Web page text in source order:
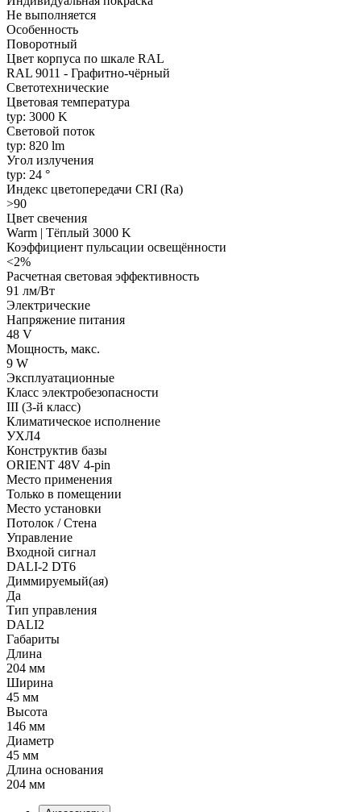
Не выполняется
Особенность
Поворотный
Цвет корпуса по шкале RAL
RAL 9011 - Графитно-чёрный
Светотехнические
Цветовая температура
typ: 3000 K
Световой поток
typ: 820 lm
Угол излучения
typ: 24 °
Индекс цветопередачи CRI (Ra)
>90
Цвет свечения
Warm | Тёплый 3000 K
Коэффициент пульсации освещённости
<2%
Расчетная световая эффективность
91 лм/Вт
Электрические
Напряжение питания
48 V
Мощность, макс.
9 W
Эксплуатационные
Класс электробезопасности
III (3-й класс)
Климатическое исполнение
УХЛ4
Конструктив базы
ORIENT 48V 4-pin
Место применения
Только в помещении
Место установки
Потолок / Cтена
Управление
Входной сигнал
DALI-2 DT6
Диммируемый(ая)
Да
Тип управления
DALI2
Габариты
Длина
204 мм
Ширина
45 мм
Высота
146 мм
Диаметр
45 мм
Длина основания
204 мм